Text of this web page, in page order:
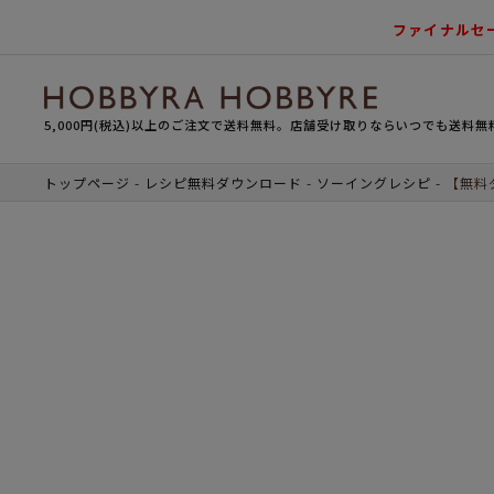
ファイナル
5,000円(税込)以上のご注文で送料無料。店舗受け取りならいつでも送料無
トップページ レシピ無料ダウンロード ソーイングレシピ 【無